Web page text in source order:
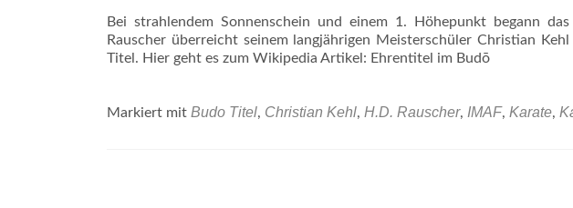
Bei strahlendem Sonnenschein und einem 1. Höhepunkt begann
Rauscher überreicht seinem langjährigen Meisterschüler Christian
Titel. Hier geht es zum Wikipedia Artikel: Ehrentitel im Budō
Markiert mit Budo Titel, Christian Kehl, H.D. Rauscher, IMAF, Karate,